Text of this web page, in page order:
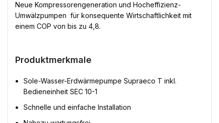
Neue Kompressorengeneration und Hocheffizienz-
Umwälzpumpen  für konsequente Wirtschaftlichkeit mit
einem COP von bis zu 4,8.
Produktmerkmale
Sole-Wasser-Erdwärmepumpe Supraeco T inkl.
Bedieneinheit SEC 10-1
Schnelle und einfache Installation